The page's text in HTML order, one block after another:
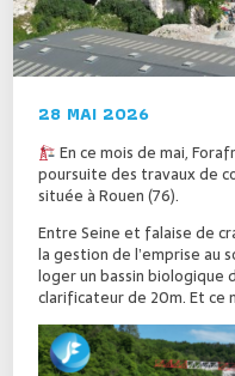
28 MAI 2026
En ce mois de mai,
poursuite des travaux de
située à Rouen (76).
Entre Seine et falaise de
la gestion de l’emprise au
loger un bassin biologique
clarificateur de 20m. Et ce